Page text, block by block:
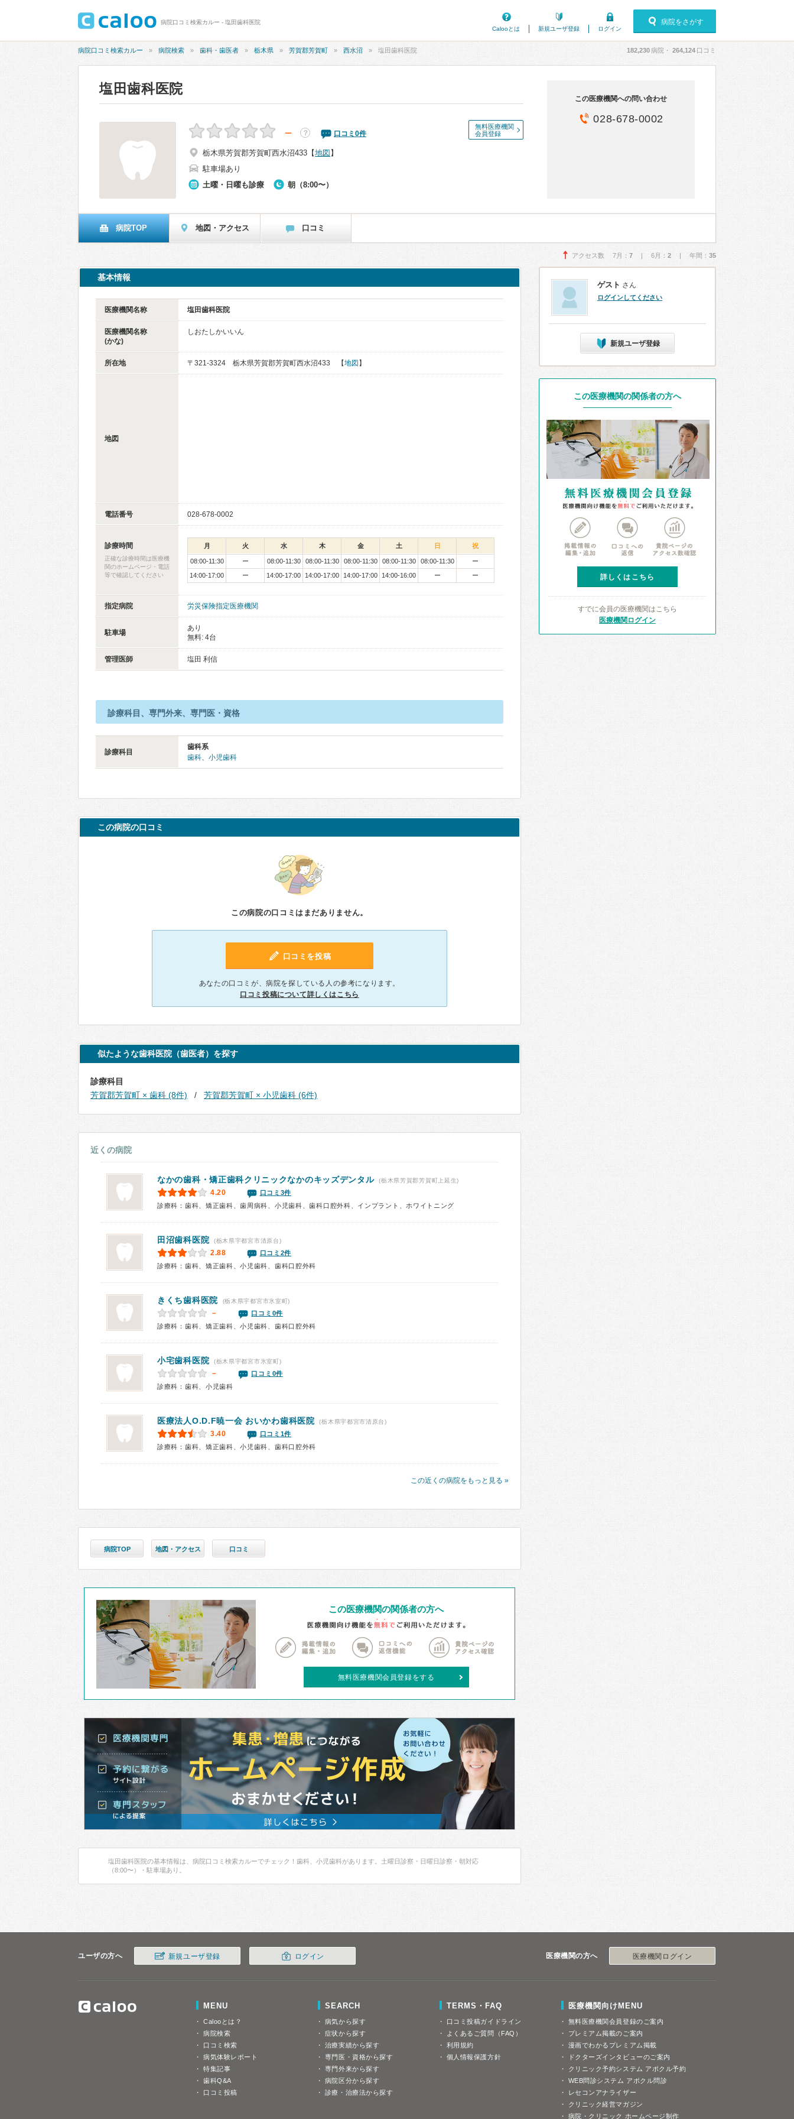
病院口コミ検索カルー - 塩田歯科医院
Calooとは
新規ユーザ登録 ログイン
病院をさがす
病院口コミ検索カルー 病院検索 歯科・歯医者 栃木県 芳賀郡芳賀町 西水沼 塩田歯科医院 182,230病院・ 264,124 口コミ
塩田歯科医院
無料医療機関
会員登録
－ ？ 口コミ 0件
栃木県芳賀郡芳賀町西水沼433 【地図 】
駐車場あり
土曜・日曜も診療
朝（8:00〜）
この医療機関への問い合わせ
028-678-0002
病院TOP 地図・アクセス 口コミ
アクセス数 7月： 7 | 6月： 2 | 年間： 35
基本情報
医療機関名称 塩田歯科医院
医療機関名称
(かな)
しおたしかいいん
所在地 〒321-3324 栃木県芳賀郡芳賀町西水沼433 【地図 】
地図
電話番号 028-678-0002
診療時間
正確な診療時間は医療機
関のホームページ・電話
等で確認してください
月 火 水 木 金 土 日 祝
08:00-11:30 ー 08:00-11:30 08:00-11:30 08:00-11:30 08:00-11:30 08:00-11:30
ー
14:00-17:00
ー 14:00-17:00 14:00-17:00 14:00-17:00 14:00-16:00 ー ー
指定病院 労災保険指定医療機関
駐車場
あり
無料: 4台
管理医師 塩田 利信
診療科目、専門外来、専門医・資格
診療科目
歯科系
歯科、 小児歯科
この病院の口コミ
この病院の口コミはまだありません。
口コミを投稿
あなたの口コミが、病院を探している人の参考になります。
口コミ投稿について詳しくはこちら
似たような歯科医院（歯医者）を探す
診療科目
芳賀郡芳賀町 × 歯科 (8件)
芳賀郡芳賀町 × 小児歯科 (6件)
近くの病院
なかの歯科・矯正歯科クリニックなかのキッズデンタル (栃木県芳賀郡芳賀町上延生)
4.20
口コミ3件
診療科：歯科、矯正歯科、歯周病科、小児歯科、歯科口腔外科、インプラント、ホワイトニング
田沼歯科医院 (栃木県宇都宮市清原台)
2.88
口コミ2件
診療科：歯科、矯正歯科、小児歯科、歯科口腔外科
きくち歯科医院 (栃木県宇都宮市氷室町)
－
口コミ0件
診療科：歯科、矯正歯科、小児歯科、歯科口腔外科
小宅歯科医院 (栃木県宇都宮市氷室町)
－
口コミ0件
診療科：歯科、小児歯科
医療法人O.D.F暁一会 おいかわ歯科医院 (栃木県宇都宮市清原台)
3.40
口コミ1件
診療科：歯科、矯正歯科、小児歯科、歯科口腔外科
この近くの病院をもっと見る »
病院TOP 地図・アクセス 口コミ
この医療機関の関係者の方へ
無料医療機関会員登録をする
塩田歯科医院の基本情報は、病院口コミ検索カルーでチェック！歯科、小児歯科があります。土曜日診察・日曜日診察・朝対応
（8:00〜）・駐車場あり。
ゲスト さん
ログインしてください
新規ユーザ登録
この医療機関の関係者の方へ
詳しくはこちら
すでに会員の医療機関はこちら
医療機関ログイン
ユーザの方へ 新規ユーザ登録 ログイン 医療機関の方へ 医療機関ログイン
MENU
Calooとは？
病院検索
口コミ検索
病気体験レポート
特集記事
歯科Q&A
口コミ投稿
SEARCH
病気から探す
症状から探す
治療実績から探す
専門医・資格から探す
専門外来から探す
病院区分から探す
診療・治療法から探す
TERMS・FAQ
口コミ投稿ガイドライン
よくあるご質問（FAQ）
利用規約
個人情報保護方針
医療機関向けMENU
無料医療機関会員登録のご案内
プレミアム掲載のご案内
漫画でわかるプレミアム掲載
ドクターズインタビューのご案内
クリニック予約システム アポクル予約
WEB問診システム アポクル問診
レセコンアナライザー
クリニック経営マガジン
病院・クリニック ホームページ制作